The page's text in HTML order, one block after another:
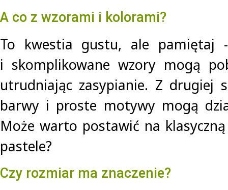
A co z wzorami i kolorami?
To kwestia gustu, ale pamiętaj
i skomplikowane wzory mogą
utrudniając zasypianie. Z drugiej
barwy i proste motywy mogą
Może warto postawić na
pastele?
Czy rozmiar ma znaczenie?